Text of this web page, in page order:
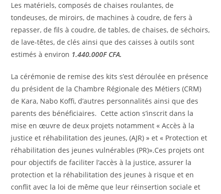
Les matériels, composés de chaises roulantes, de
tondeuses, de miroirs, de machines à coudre, de fers à
repasser, de fils à coudre, de tables, de chaises, de séchoirs,
de lave-têtes, de clés ainsi que des caisses à outils sont
estimés à environ 1.440.000F CFA.
La cérémonie de remise des kits s’est déroulée en présence
du président de la Chambre Régionale des Métiers (CRM)
de Kara, Nabo Koffi, d’autres personnalités ainsi que des
parents des bénéficiaires. Cette action s’inscrit dans la
mise en œuvre de deux projets notamment « Accès à la
justice et réhabilitation des jeunes, (AJR) » et « Protection et
réhabilitation des jeunes vulnérables (PR)».Ces projets ont
pour objectifs de faciliter l’accès à la justice, assurer la
protection et la réhabilitation des jeunes à risque et en
conflit avec la loi de même que leur réinsertion sociale et